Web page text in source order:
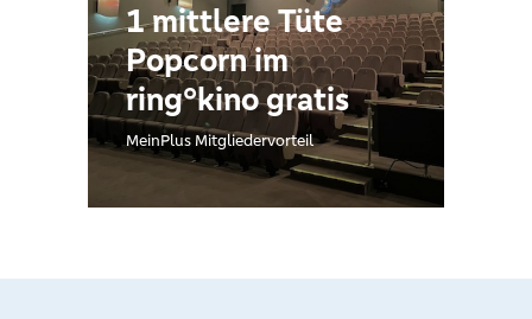
1 mittlere Tüte
Popcorn im
ring°kino gratis
MeinPlus Mitgliedervorteil